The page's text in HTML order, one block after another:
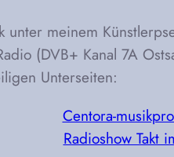
meinem
(DVB+ Kanal 7A
Unterseiten:
Centora-
Radioshow Takt